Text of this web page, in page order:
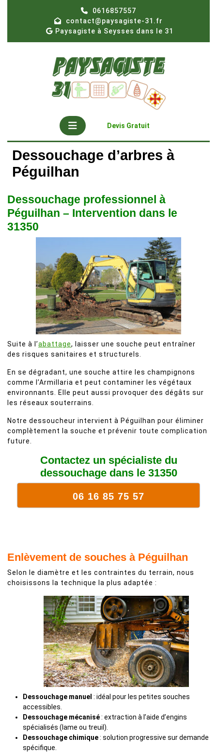
0616857557
contact@paysagiste-31.fr
Paysagiste à Seysses dans le 31
Open
Button
Devis Gratuit
Dessouchage d’arbres à
Péguilhan
Dessouchage professionnel à
Péguilhan – Intervention dans le
31350
Suite à l’abattage, laisser une souche peut entraîner
des risques sanitaires et structurels.
En se dégradant, une souche attire les champignons
comme l’Armillaria et peut contaminer les végétaux
environnants. Elle peut aussi provoquer des dégâts sur
les réseaux souterrains.
Notre dessoucheur intervient à Péguilhan pour éliminer
complètement la souche et prévenir toute complication
future.
Contactez un spécialiste du
dessouchage dans le 31350
06 16 85 75 57
Enlèvement de souches à Péguilhan
Selon le diamètre et les contraintes du terrain, nous
choisissons la technique la plus adaptée :
Dessouchage manuel : idéal pour les petites souches
accessibles.
Dessouchage mécanisé: extraction à l’aide d’engins
spécialisés (lame ou treuil).
Dessouchage chimique: solution progressive sur demande
spécifique.